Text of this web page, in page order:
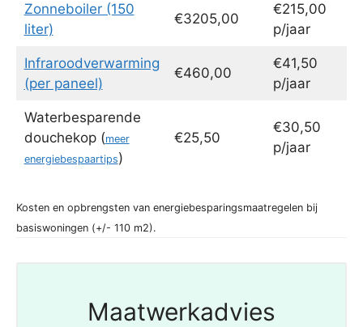
Zonneboiler (150
liter)
€3205,00
€215,00
p/jaar
Infraroodverwarming
(per paneel)
€460,00
€41,50
p/jaar
Waterbesparende
douchekop (meer
energiebespaartips)
€25,50
€30,50
p/jaar
Kosten en opbrengsten van energiebesparingsmaatregelen bij
basiswoningen (+/- 110 m2).
Maatwerkadvies